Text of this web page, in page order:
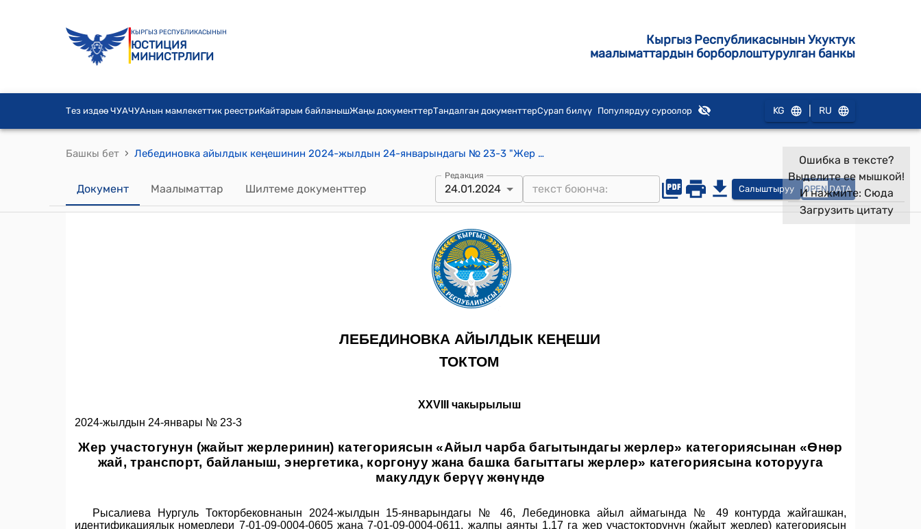
КЫРГЫЗ РЕСПУБЛИКАСЫНЫН
ЮСТИЦИЯ
МИНИСТРЛИГИ
Кыргыз Республикасынын Укуктук
маалыматтардын борборлоштурулган банкы
Тез издөө ЧУАЧУАнын мамлекеттик реестриКайтарым байланышЖаңы документтерТандалган документтерСурап билүү Популярдуу суроолор KG RU
Башкы бет › Лебединовка айылдык кеңешинин 2024-жылдын 24-январындагы № 23-3 "Жер участогунун (жайыт жерлеринин) категориясын "Айыл чарба багытындагы жерлер" категориясынан "Өнөр жай, транспорт, байланыш, энергетика, коргонуу жана башка багыттагы жерлер" категориясына которууга макулдук берүү жөнүндө" токтому
Документ Маалыматтар Шилтеме документтер
Редакция
24.01.2024 Салыштыруу OPEN DATA
Ошибка в тексте?
Выделите ее мышкой!
И нажмите: Сюда
Загрузить цитату